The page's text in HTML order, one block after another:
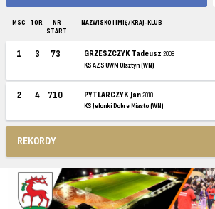
MSC TOR
NR
START
NAZWISKO I IMIĘ / KRAJ-KLUB
1 3 73 GRZESZCZYK Tadeusz2008
KS AZS UWM Olsztyn (WN)
2 4 710 PYTLARCZYK Jan2010
KS Jelonki Dobre Miasto (WN)
REKORDY